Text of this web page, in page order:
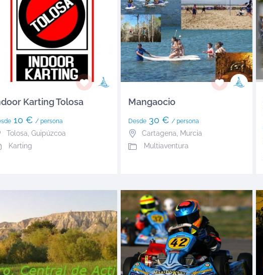
Karting Tolosa
10 € / persona
Tolosa Guipúzcoa
Karting
Mangaocio
Desde30 € / persona
Cartagena
Murcia
Multiaventura